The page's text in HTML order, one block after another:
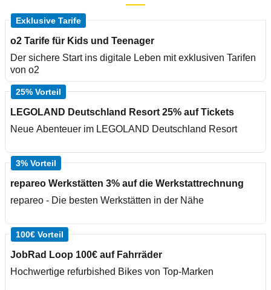
Exklusive Tarife
o2 Tarife für Kids und Teenager
Der sichere Start ins digitale Leben mit exklusiven Tarifen
von o2
25% Vorteil
LEGOLAND Deutschland Resort 25% auf Tickets
Neue Abenteuer im LEGOLAND Deutschland Resort
3% Vorteil
repareo Werkstätten 3% auf die Werkstattrechnung
repareo - Die besten Werkstätten in der Nähe
100€ Vorteil
JobRad Loop 100€ auf Fahrräder
Hochwertige refurbished Bikes von Top-Marken